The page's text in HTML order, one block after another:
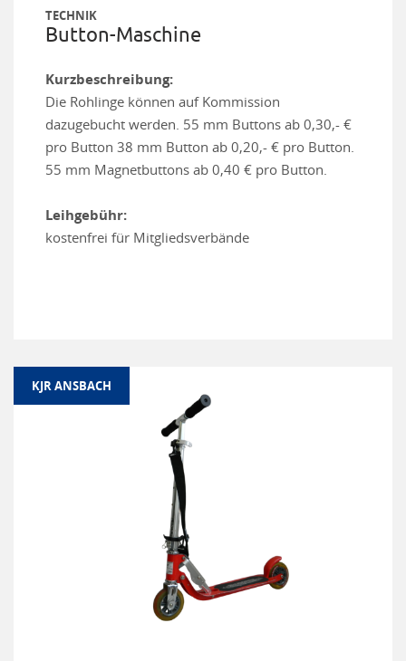
TECHNIK
Button-Maschine
Kurzbeschreibung:
Die Rohlinge können auf Kommission
dazugebucht werden. 55 mm Buttons ab 0,30,- €
pro Button 38 mm Button ab 0,20,- € pro Button.
55 mm Magnetbuttons ab 0,40 € pro Button.
Leihgebühr:
kostenfrei für Mitgliedsverbände
KJR ANSBACH